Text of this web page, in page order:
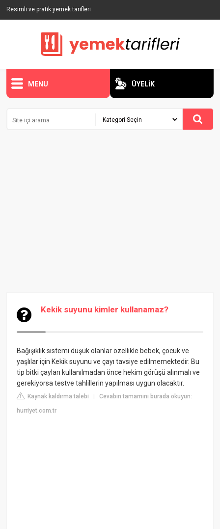
Resimli ve pratik yemek tarifleri
MENU ÜYELİK
Kekik suyunu kimler kullanamaz?
Bağışıklık sistemi düşük olanlar özellikle bebek, çocuk ve
yaşlılar için Kekik suyunu ve çayı tavsiye edilmemektedir. Bu
tip bitki çayları kullanılmadan önce hekim görüşü alınmalı ve
gerekiyorsa testve tahlillerin yapılması uygun olacaktır.
Kaynak kaldırma talebi |Cevabın tamamını burada okuyun:
hurriyet.com.tr